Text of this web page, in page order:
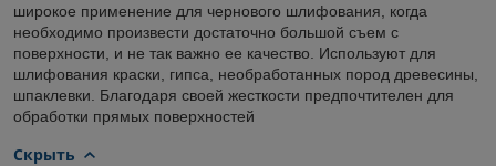
широкое применение для чернового шлифования, когда
необходимо произвести достаточно большой съем с
поверхности, и не так важно ее качество. Используют для
шлифования краски, гипса, необработанных пород древесины,
шпаклевки. Благодаря своей жесткости предпочтителен для
обработки прямых поверхностей
Скрыть